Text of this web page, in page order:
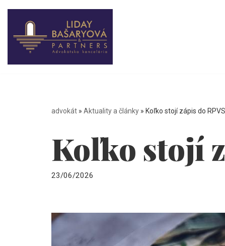
Preskočiť
advokát » Aktuality a články » Koľko stojí zápis do
Koľko stojí
23/06/2026